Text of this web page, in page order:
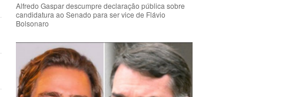
Alfredo Gaspar descumpre declaração pública sobre
candidatura ao Senado para ser vice de Flávio
Bolsonaro